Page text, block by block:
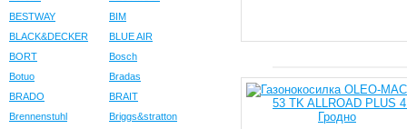
BESTWAY
BIM
BLACK&DECKER
BLUE AIR
BORT
Bosch
Botuo
Bradas
BRADO
BRAIT
Brennenstuhl
Briggs&stratton